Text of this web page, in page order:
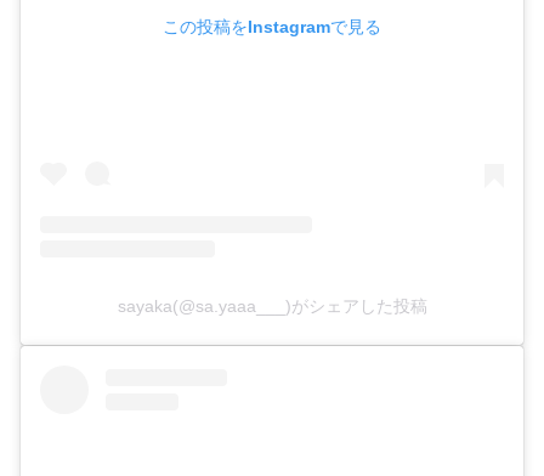
この投稿をInstagramで見る
sayaka(@sa.yaaa___)がシェアした投稿